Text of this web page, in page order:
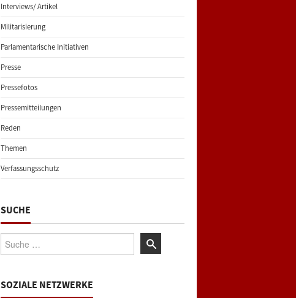
Interviews/ Artikel
Militarisierung
Parlamentarische Initiativen
Presse
Pressefotos
Pressemitteilungen
Reden
Themen
Verfassungsschutz
SUCHE
Suche:
SOZIALE NETZWERKE